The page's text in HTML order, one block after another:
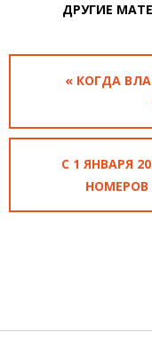
ДРУГИЕ
« КОГДА
С 1 ЯНВАРЯ
НОМЕРОВ